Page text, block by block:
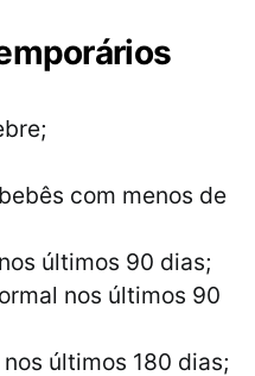
com menos de
últimos 90 dias;
nos últimos 90
últimos 180 dias;